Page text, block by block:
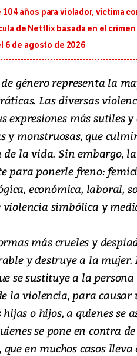
años para violador, víctima
de Netflix basada en el
6 de agosto de 2026
género representa la
Las diversas
expresiones más sutiles
y monstruosas, que
la vida. Sin embargo,
para ponerle freno:
económica, laboral,
violencia simbólica y
más crueles y
y destruye a la mujer.
se sustituye a la
la violencia, para
hijas o hijos, a quienes se
se pone en contra
en muchos casos